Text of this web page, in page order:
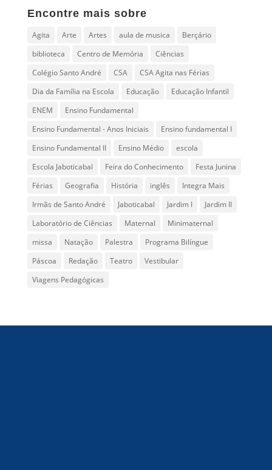
Encontre mais sobre
Agita Arte Artes aula de musica
Berçário
biblioteca
Centro de Memória
Ciências
Colégio Santo André
CSA
CSA Agita nas Férias
Dia da Família na Escola
Educação
Educação Infantil
ENEM
Ensino Fundamental
Ensino Fundamental - Anos Iniciais
Ensino fundamental I
Ensino Fundamental II
Ensino Médio
escola
Escola Jaboticabal
Feira do Conhecimento
Festa Junina
Férias
Geografia História inglês
Integra Mais
Irmãs de Santo André
Jaboticabal Jardim I
Jardim II
Laboratório de Ciências
Maternal
Minimaternal
missa
Natação Palestra
Programa Bilíngue
Páscoa
Redação Teatro
Vestibular
Viagens Pedagógicas